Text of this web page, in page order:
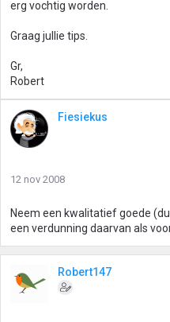
erg vochtig worden.
Graag jullie tips.
Gr,
Robert
Fiesiekus
12 nov 2008
Neem een kwalitatief goede
een verdunning daarvan als
Robert147